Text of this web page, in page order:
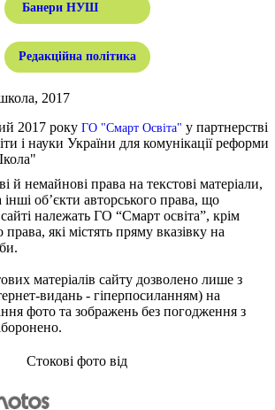
Банери НУШ
Редакційна політика
2017
2017 року ГО "Смарт Освіта" у партнерстві
і науки України для комунікації реформи
й немайнові права на текстові матеріали,
об’єкти авторського права, що
належать ГО “Смарт освіта”, крім
права, які містять пряму вказівку на
матеріалів сайту дозволено лише з
видань - гіперпосиланням) на
фото та зображень без погодження з
Стокові фото від